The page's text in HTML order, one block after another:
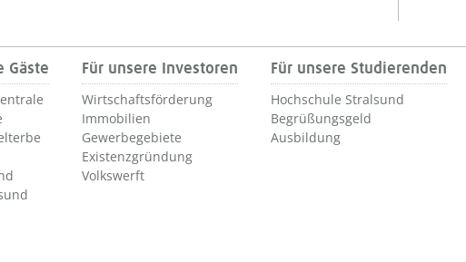
Gäste Für unsere Investoren
Wirtschaftsförderung
Immobilien
Gewerbegebiete
Existenzgründung
Volkswerft
Für unsere Studierenden
Hochschule Stralsund
Begrüßungsgeld
Ausbildung